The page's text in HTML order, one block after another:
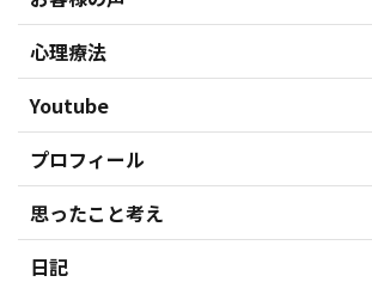
心理療法
Youtube
プロフィール
思ったこと考え
日記